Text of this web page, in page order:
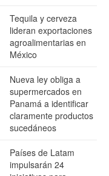
Tequila y cerveza
lideran exportaciones
agroalimentarias en
México
Nueva ley obliga a
supermercados en
Panamá a identificar
claramente productos
sucedáneos
Países de Latam
impulsarán 24